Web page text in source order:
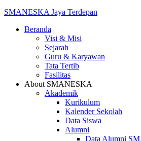
SMANESKA Jaya Terdepan
Beranda
Visi & Misi
Sejarah
Guru & Karyawan
Tata Tertib
Fasilitas
About SMANESKA
Akademik
Kurikulum
Kalender Sekolah
Data Siswa
Alumni
Data Alumni